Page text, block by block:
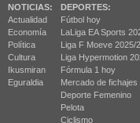
NOTICIAS:
Actualidad
Economía
Política
Cultura
Ikusmiran
Eguraldia
DEPORTES:
Fútbol hoy
LaLiga EA Sports
Liga F Moeve 2025/
Liga Hypermotion
Fórmula 1 hoy
Mercado de fichajes
Deporte Femenino
Pelota
Ciclismo